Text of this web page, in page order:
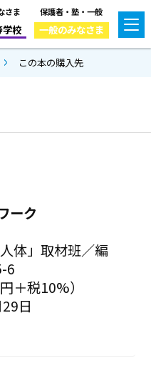
さま
学校
保護者・塾・一般
一般のみなさま
この本の購入先
ーク
体」取材班／編
6
＋税10%）
日